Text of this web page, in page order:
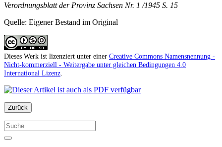
Verordnungsblatt der Provinz Sachsen Nr. 1 /1945 S. 15
Quelle: Eigener Bestand im Original
Dieses Werk ist lizenziert unter einer Creative Commons Namensnennung -
Nicht-kommerziell - Weitergabe unter gleichen Bedingungen 4.0
International Lizenz
Zurück